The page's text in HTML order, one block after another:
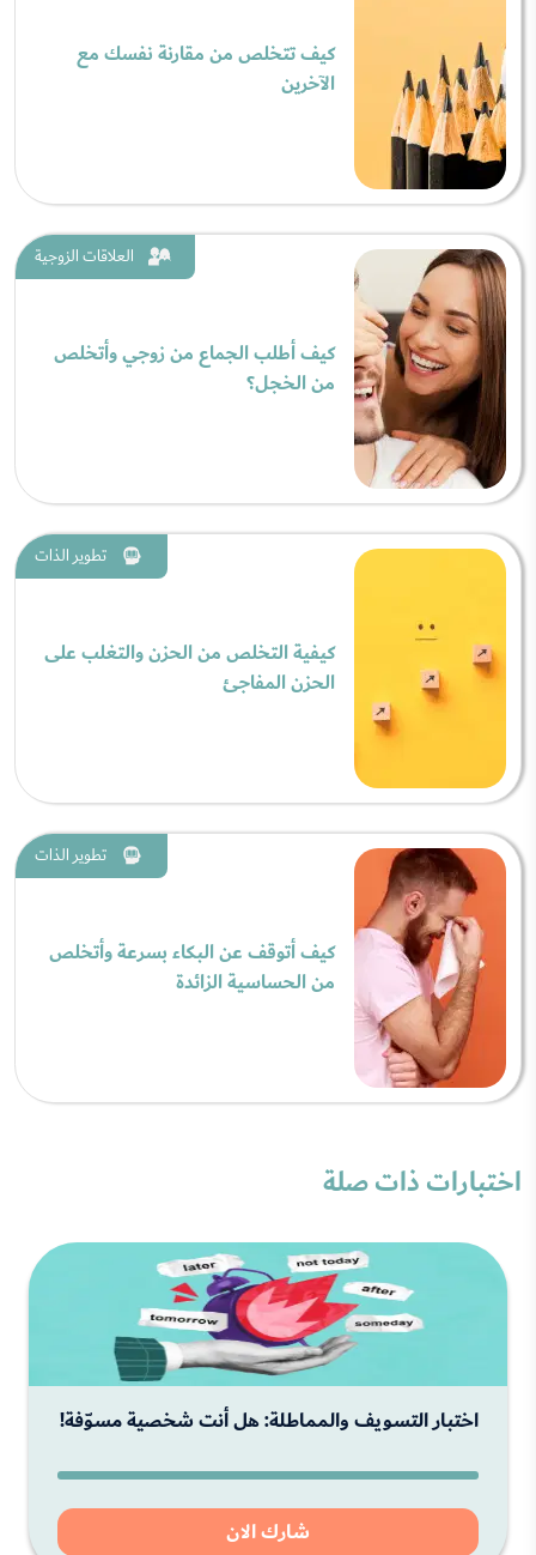
كيف تتخلص من مقارنة نفسك مع
الآخرين
العلاقات الزوجية
كيف أطلب الجماع من زوجي وأتخلص
من الخجل؟
تطوير الذات
كيفية التخلص من الحزن والتغلب على
الحزن المفاجئ
تطوير الذات
كيف أتوقف عن البكاء بسرعة وأتخلص
من الحساسية الزائدة
اختبارات ذات صلة
اختبار التسويف والمماطلة: هل أنت شخصية مسوّفة!
شارك الان